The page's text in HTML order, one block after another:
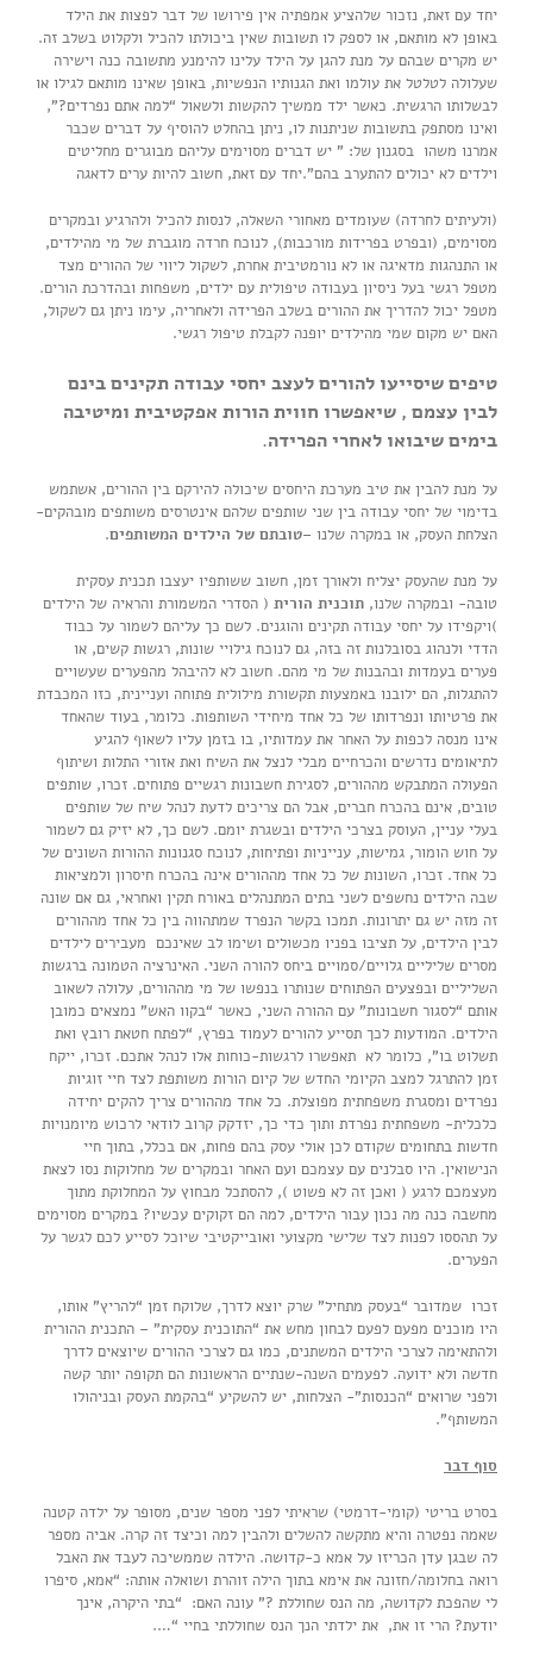
יחד עם זאת, נזכור שלהציע אמפתיה אין פירושו של דבר לפצות את הילד
באופן לא מותאם, או לספק לו תשובות שאין ביכולתו להכיל ולקלוט בשלב זה.
יש מקרים שבהם על מנת להגן על הילד עלינו להימנע מתשובה כנה וישירה
שעלולה לטלטל את עולמו ואת הגנותיו הנפשיות, באופן שאינו מותאם לגילו או
לבשלותו הרגשית. כאשר ילד ממשיך להקשות ולשאול “למה אתם נפרדים?”,
ואינו מסתפק בתשובות שניתנות לו, ניתן בהחלט להוסיף על דברים שכבר
אמרנו משהו בסגנון של: ” יש דברים מסוימים עליהם מבוגרים מחליטים
וילדים לא יכולים להתערב בהם”.יחד עם זאת, חשוב להיות ערים לדאגה
(ולעיתים לחרדה) שעומדים מאחורי השאלה, לנסות להכיל ולהרגיע ובמקרים
מסוימים, (ובפרט בפרידות מורכבות), לנוכח חרדה מוגברת של מי מהילדים,
או התנהגות מדאיגה או לא נורמטיבית אחרת, לשקול ליווי של ההורים מצד
מטפל רגשי בעל ניסיון בעבודה טיפולית עם ילדים, משפחות ובהדרכת הורים.
מטפל יכול להדריך את ההורים בשלב הפרידה ולאחריה, עימו ניתן גם לשקול,
האם יש מקום שמי מהילדים יופנה לקבלת טיפול רגשי.
טיפים שיסייעו להורים לעצב יחסי עבודה תקינים בינם
לבין עצמם , שיאפשרו חווית הורות אפקטיבית ומיטיבה
בימים שיבואו לאחרי הפרידה.
על מנת להבין את טיב מערכת היחסים שיכולה להירקם בין ההורים, אשתמש
בדימוי של יחסי עבודה בין שני שותפים שלהם אינטרסים משותפים מובהקים-
הצלחת העסק, או במקרה שלנו –טובתם של הילדים המשותפים.
על מנת שהעסק יצליח ולאורך זמן, חשוב ששותפיו יעצבו תכנית עסקית
טובה- ובמקרה שלנו, תוכנית הורית ( הסדרי המשמורת והראיה של הילדים
)ויקפידו על יחסי עבודה תקינים והוגנים. לשם כך עליהם לשמור על כבוד
הדדי ולנהוג בסובלנות זה בזה, גם לנוכח גילויי שונות, רגשות קשים, או
פערים בעמדות ובהבנות של מי מהם. חשוב לא להיבהל מהפערים שעשויים
להתגלות, הם ילובנו באמצעות תקשורת מילולית פתוחה ועניינית, כזו המכבדת
את פרטיותו ונפרדותו של כל אחד מיחידי השותפות. כלומר, בעוד שהאחד
אינו מנסה לכפות על האחר את עמדותיו, בו בזמן עליו לשאוף להגיע
לתיאומים נדרשים והכרחיים מבלי לנצל את השיח ואת אזורי התלות ושיתוף
הפעולה המתבקש מההורים, לסגירת חשבונות רגשיים פתוחים. זכרו, שותפים
טובים, אינם בהכרח חברים, אבל הם צריכים לדעת לנהל שיח של שותפים
בעלי עניין, העוסק בצרכי הילדים ובשגרת יומם. לשם כך, לא יזיק גם לשמור
על חוש הומור, גמישות, ענייניות ופתיחות, לנוכח סגנונות ההורות השונים של
כל אחד. זכרו, השונות של כל אחד מההורים אינה בהכרח חיסרון ולמציאות
שבה הילדים נחשפים לשני בתים המתנהלים באורח תקין ואחראי, גם אם שונה
זה מזה יש גם יתרונות. תמכו בקשר הנפרד שמתהווה בין כל אחד מההורים
לבין הילדים, על תציבו בפניו מכשולים ושימו לב שאינכם מעבירים לילדים
מסרים שליליים גלויים/סמויים ביחס להורה השני. האינרציה הטמונה ברגשות
השליליים ובפצעים הפתוחים שנותרו בנפשו של מי מההורים, עלולה לשאוב
אותם “לסגור חשבונות” עם ההורה השני, כאשר “בקוו האש” נמצאים כמובן
הילדים. המודעות לכך תסייע להורים לעמוד בפרץ, “לפתח חטאת רובץ ואת
תשלוט בו”, כלומר לא תאפשרו לרגשות-כוחות אלו לנהל אתכם. זכרו, ייקח
זמן להתרגל למצב הקיומי החדש של קיום הורות משותפת לצד חיי זוגיות
נפרדים ומסגרת משפחתית מפוצלת. כל אחד מההורים צריך להקים יחידה
כלכלית- משפחתית נפרדת ותוך כדי כך, יזדקק קרוב לודאי לרכוש מיומנויות
חדשות בתחומים שקודם לכן אולי עסק בהם פחות, אם בכלל, בתוך חיי
הנישואין. היו סבלנים עם עצמכם ועם האחר ובמקרים של מחלוקות נסו לצאת
מעצמכם לרגע ( ואכן זה לא פשוט ), להסתכל מבחוץ על המחלוקת מתוך
מחשבה כנה מה נכון עבור הילדים, למה הם זקוקים עכשיו? במקרים מסוימים
על תהססו לפנות לצד שלישי מקצועי ואובייקטיבי שיוכל לסייע לכם לגשר על
הפערים.
זכרו שמדובר “בעסק מתחיל” שרק יוצא לדרך, שלוקח זמן “להריץ” אותו,
היו מוכנים מפעם לפעם לבחון מחש את “התוכנית עסקית” – התכנית ההורית
ולהתאימה לצרכי הילדים המשתנים, כמו גם לצרכי ההורים שיוצאים לדרך
חדשה ולא ידועה. לפעמים השנה-שנתיים הראשונות הם תקופה יותר קשה
ולפני שרואים “הכנסות”- הצלחות, יש להשקיע “בהקמת העסק ובניהולו
המשותף”.
סוף דבר
בסרט בריטי (קומי-דרמטי) שראיתי לפני מספר שנים, מסופר על ילדה קטנה
שאמה נפטרה והיא מתקשה להשלים ולהבין למה וכיצד זה קרה. אביה מספר
לה שבגן עדן הכריזו על אמא כ-קדושה. הילדה שממשיכה לעבד את האבל
רואה בחלומה/חזונה את אימא בתוך הילה זוהרת ושואלה אותה: “אמא, סיפרו
לי שהפכת לקדושה, מה הנס שחוללת ?” עונה האם: “בתי היקרה, אינך
יודעת? הרי זו את, את ילדתי הנך הנס שחוללתי בחיי “….